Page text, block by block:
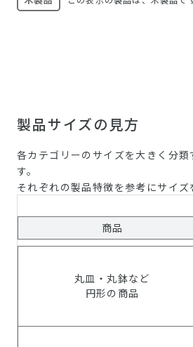
製品サイズの見方
各カテゴリーのサイズを大きく分
す。
それぞれの製品特徴を参考にサイズ
商品
丸皿・丸鉢など
円形の商品